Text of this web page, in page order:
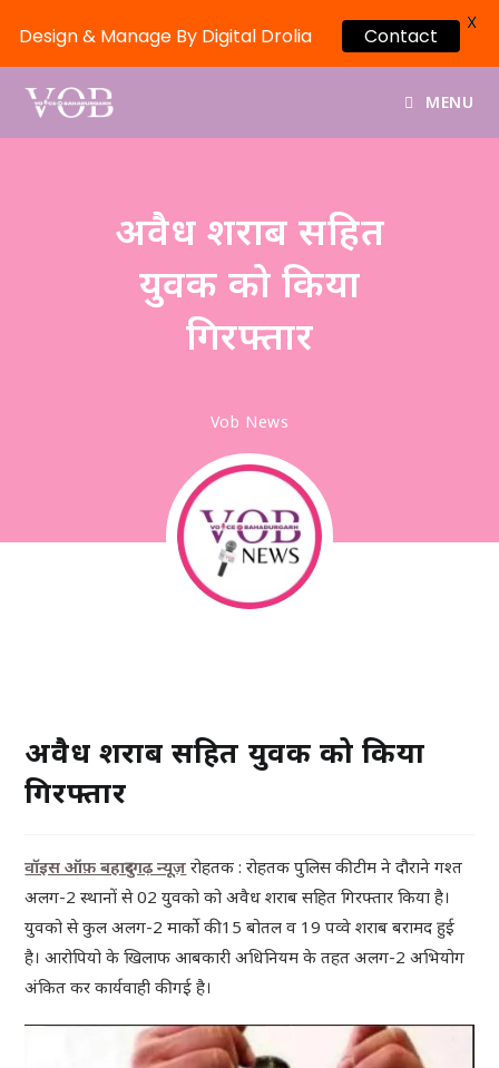
MENU
अवैध शराब सहित
युवक को किया
गिरफ्तार
Vob News
अवैध शराब सहित युवक को किया
गिरफ्तार
वॉइस ऑफ़ बहादुरगढ़ न्यूज़ रोहतक : रोहतक पुलिस की टीम ने दौराने गश्त
अलग-2 स्थानों से 02 युवको को अवैध शराब सहित गिरफ्तार किया है।
युवको से कुल अलग-2 मार्को की 15 बोतल व 19 पव्वे शराब बरामद हुई
है। आरोपियो के खिलाफ आबकारी अधिनियम के तहत अलग-2 अभियोग
अंकित कर कार्यवाही की गई है।
Design & Manage By Digital Drolia Contact
X